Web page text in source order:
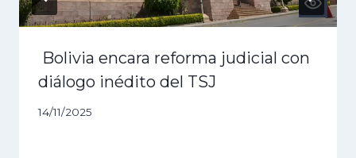
Bolivia encara reforma judicial con
diálogo inédito del TSJ
14/11/2025